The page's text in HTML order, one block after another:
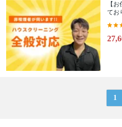
【
てお
1